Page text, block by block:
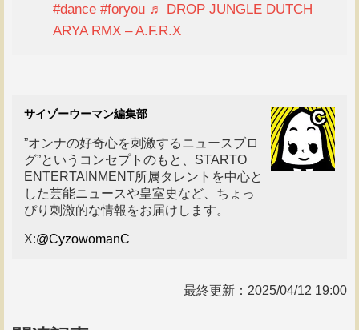
#dance #foryou ♬ DROP JUNGLE DUTCH
ARYA RMX – A.F.R.X
サイゾーウーマン編集部
”オンナの好奇心を刺激するニュースブロ
グ”というコンセプトのもと、STARTO
ENTERTAINMENT所属タレントを中心と
した芸能ニュースや皇室史など、ちょっ
ぴり刺激的な情報をお届けします。
X:@CyzowomanC
最終更新： 2025/04/12 19:00